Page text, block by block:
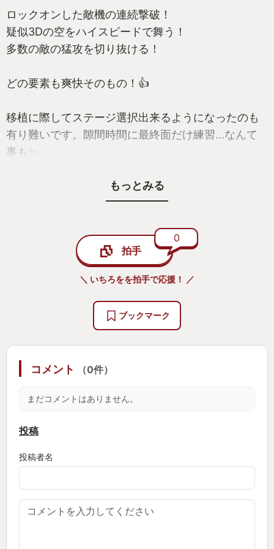
ロックオンした敵機の連続撃破！
疑似3Dの空をハイスピードで舞う！
多数の敵の猛攻を切り抜ける！
どの要素も爽快そのもの！👍
移植に際してステージ選択出来るようになったのも
有り難いです。隙間時間に最終面だけ練習…なんて
事も✨
多感な時期の自分からの宿題が出来たような気持ち
素晴らしい移植、セガさん、M2さんに感謝です🥲
来年も当タイトルがMyGotyかも？😅
もっとみる
拍手
0
＼ いちろをを拍手で応援！ ／
ブックマーク
コメント （0件）
まだコメントはありません。
投稿
投稿者名